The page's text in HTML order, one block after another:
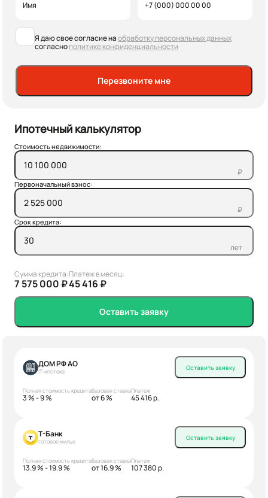
Я даю свое согласие наобработку персональных данных
согласнополитике конфиденциальности
Перезвоните мне
Ипотечный калькулятор
Стоимость недвижимости:
₽
Первоначальный взнос:
₽
Срок кредита:
лет
Сумма кредита:
7 575 000 ₽
Платеж в месяц:
45 416 ₽
Оставить заявку
ДОМ РФ АО
IT-ипотека
Полная стоимость кредита
3 % - 9 %
Базовая ставка
от 6 %
Платеж
45 416 р.
Оставить заявку
Т-Банк
готовое жилье
Полная стоимость кредита
13.9 % - 19.9 %
Базовая ставка
от 16.9 %
Платеж
107 380 р.
Оставить заявку